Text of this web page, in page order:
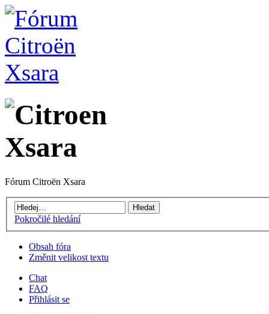
Fórum Citroën Xsara
Pokročilé hledání
Obsah fóra
Změnit velikost textu
Chat
FAQ
Přihlásit se